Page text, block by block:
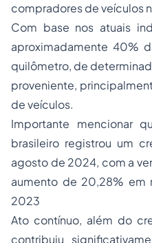
compradores de veículos
Com base nos atuais
aproximadamente 40%
quilômetro, de
proveniente,
de veículos.
Importante mencionar
brasileiro registrou um
agosto de 2024, com a
aumento de 20,28% em
2023
Ato contínuo, além do
contribuiu